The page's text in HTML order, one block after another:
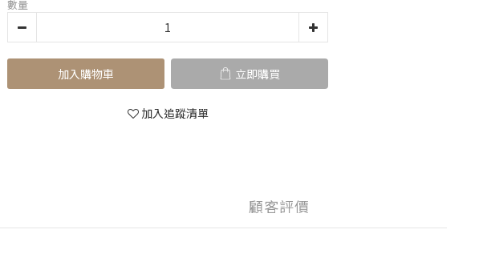
數量
加入購物車 立即購買
加入追蹤清單
顧客評價